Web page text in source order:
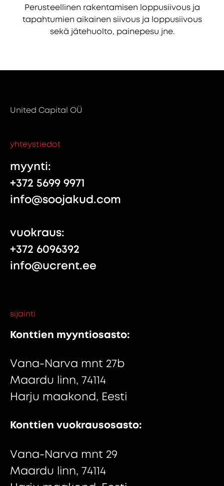
Perusteellinen rakentamisen loppusiivous ja
tapahtumien aikainen siivous ja loppusiivous
sekä jätehuolto, painepesu jne.
United Capital OÜ
yhteystiedot
myynti:
+372 5699 9971
info@soojakud.com
vuokraus:
+372 6096392
info@ucrent.ee
sijainti
Konttien myyntiosasto:
Vana-Narva mnt 27b
Maardu linn, 74114
Harju maakond, Eesti
Konttien vuokrausosasto:
Vana-Narva mnt 29
Maardu linn, 74114